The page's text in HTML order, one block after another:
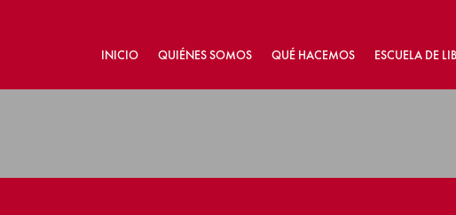
INICIO QUIÉNES SOMOS QUÉ HACEMOS ESCUELA DE